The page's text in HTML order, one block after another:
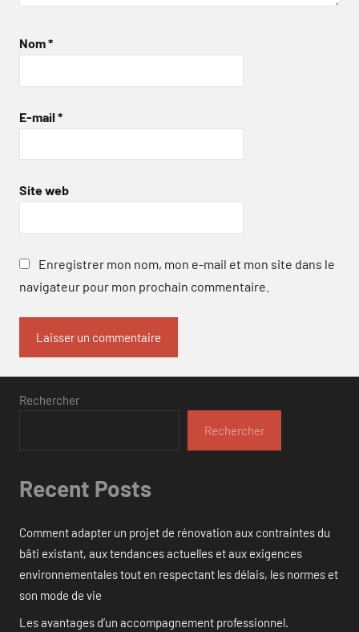
Nom*
E-mail *
Site web
Enregistrer mon nom, mon e-mail et mon site dans le
navigateur pour mon prochain commentaire.
Rechercher
Rechercher
Recent Posts
Comment adapter un projet de rénovation aux contraintes du
bâti existant, aux tendances actuelles et aux exigences
environnementales tout en respectant les délais, les normes et
son mode de vie
Les avantages d’un accompagnement professionnel.